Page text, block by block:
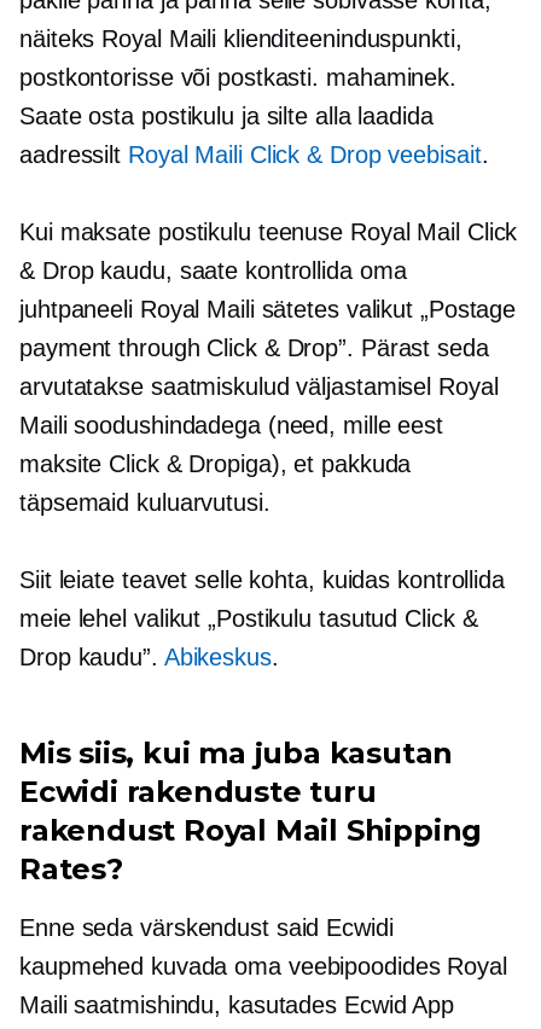
näiteks Royal Maili klienditeeninduspunkti,
postkontorisse või postkasti. mahaminek.
Saate osta postikulu ja silte alla laadida
aadressilt Royal Maili Click & Drop veebisait.
Kui maksate postikulu teenuse Royal Mail Click
& Drop kaudu, saate kontrollida oma
juhtpaneeli Royal Maili sätetes valikut „Postage
payment through Click & Drop”. Pärast seda
arvutatakse saatmiskulud väljastamisel Royal
Maili soodushindadega (need, mille eest
maksite Click & Dropiga), et pakkuda
täpsemaid kuluarvutusi.
Siit leiate teavet selle kohta, kuidas kontrollida
meie lehel valikut „Postikulu tasutud Click &
Drop kaudu”. Abikeskus.
Mis siis, kui ma juba kasutan
Ecwidi rakenduste turu
rakendust Royal Mail Shipping
Rates?
Enne seda värskendust said Ecwidi
kaupmehed kuvada oma veebipoodides Royal
Maili saatmishindu, kasutades Ecwid App